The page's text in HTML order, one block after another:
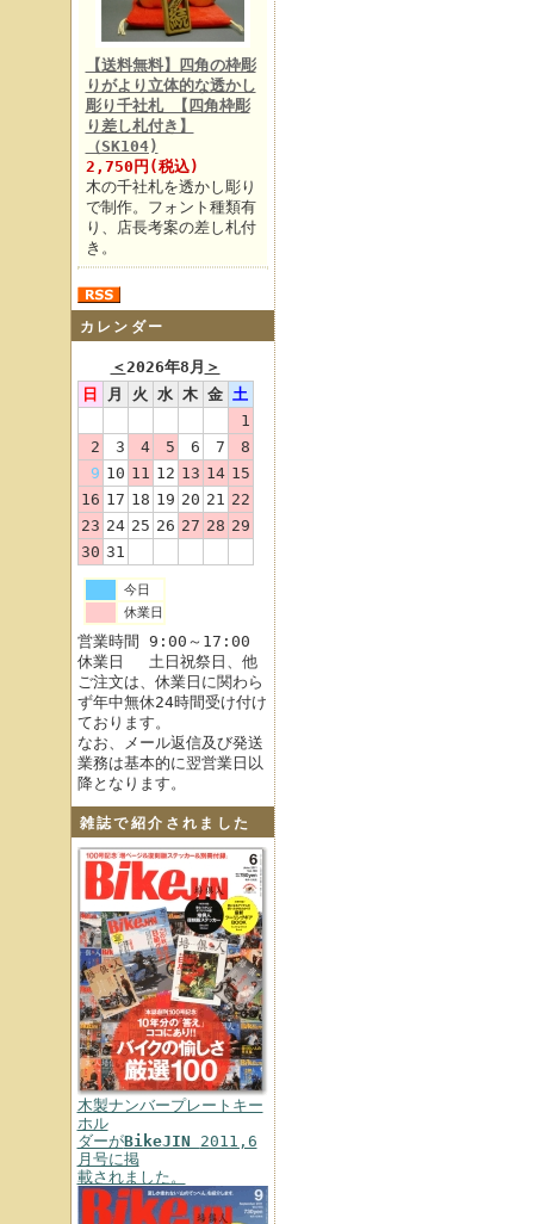
【送料無料】四角の枠彫
りがより立体的な透かし
彫り千社札 【四角枠彫
り差し札付き】
（SK104)
2,750円(税込)
木の千社札を透かし彫り
で制作。フォント種類有
り、店長考案の差し札付
き。
カレンダー
＜2026年8月 ＞
日
月 火 水 木 金 土
1
2
3 4 5 6 7
8
9 10 11 12 13 14 15
16 17 18 19 20 21 22
23 24 25 26 27 28 29
30 31
今日
休業日
営業時間 9:00～17:00
休業日 土日祝祭日、他
ご注文は、休業日に関わら
ず年中無休24時間受け付け
ております。
なお、メール返信及び発送
業務は基本的に翌営業日以
降となります。
雑誌で紹介されました
木製ナンバープレートキー
ホル
ダーがBikeJIN 2011,6
月号に掲
載されました。